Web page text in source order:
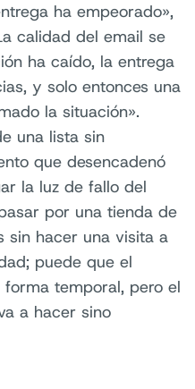
ha empeorado»,
calidad del email se
ha caído, la entrega
y solo entonces una
la situación».
una lista sin
que desencadenó
la luz de fallo del
por una tienda de
sin hacer una visita a
puede que el
temporal, pero el
a hacer sino